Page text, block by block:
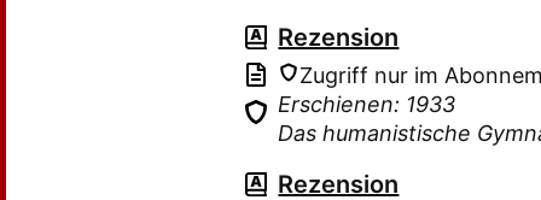
Rezension
Zugriff nur im
Erschienen: 1933
Das humanistische
Rezension